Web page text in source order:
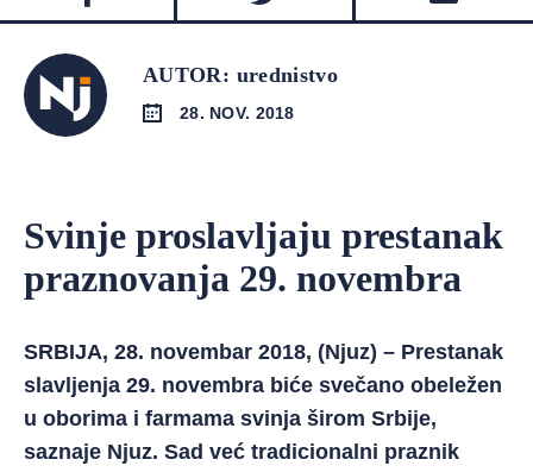
AUTOR: urednistvo
28. NOV. 2018
Svinje proslavljaju prestanak
praznovanja 29. novembra
SRBIJA, 28. novembar 2018, (Njuz) – Prestanak
slavljenja 29. novembra biće svečano obeležen
u oborima i farmama svinja širom Srbije,
saznaje Njuz. Sad već tradicionalni praznik